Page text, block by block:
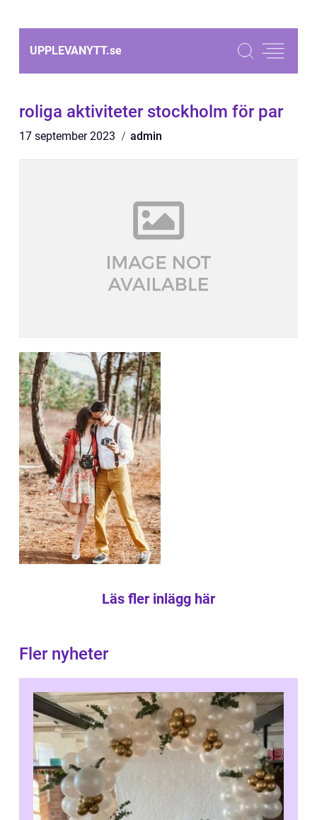
UPPLEVANYTT.se
roliga aktiviteter stockholm för par
17 september 2023 admin
Läs fler inlägg här
Fler nyheter